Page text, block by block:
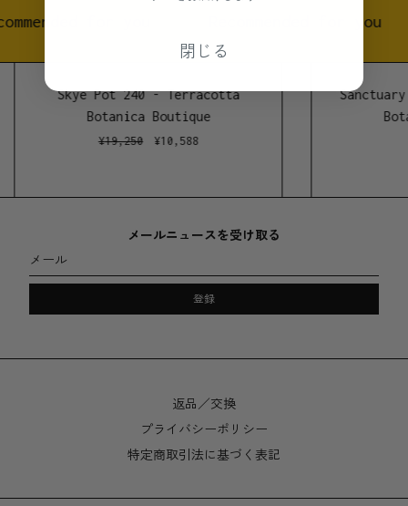
品は、すべて手作りでできています。色や模様のパター
とが手にとってわかるでしょう。 似ていても、何もか
もが全く同じという商品は一つとしてありません。もち
ろん、写真にある商品ともどこか違うオリジナリティが
お客様に届きます。
手作りであるため在庫にも限りがあります。
素材
樹脂
for you Recommended for you
Skye Pot 240 - Terracotta
Botanica Boutique
¥19,250 ¥10,588
メールニュースを受け取る
メール
登録
返品／交換
プライバシーポリシー
特定商取引法に基づく表記
閉じる